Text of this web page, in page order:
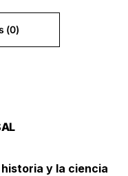
(0)
y la ciencia